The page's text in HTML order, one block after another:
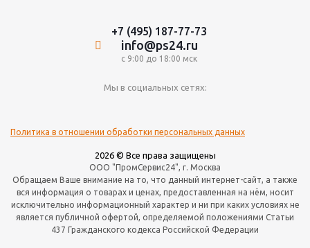
+7 (495) 187-77-73
info@ps24.ru
с 9:00 до 18:00 мск
Мы в социальных сетях:
Политика в отношении обработки персональных данных
2026 © Все права защищены
ООО "ПромСервис24", г. Москва
Обращаем Ваше внимание на то, что данный интернет-сайт, а также
вся информация о товарах и ценах, предоставленная на нём, носит
исключительно информационный характер и ни при каких условиях не
является публичной офертой, определяемой положениями Статьи
437 Гражданского кодекса Российской Федерации